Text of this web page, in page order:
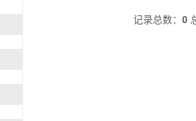
记录总数： 0